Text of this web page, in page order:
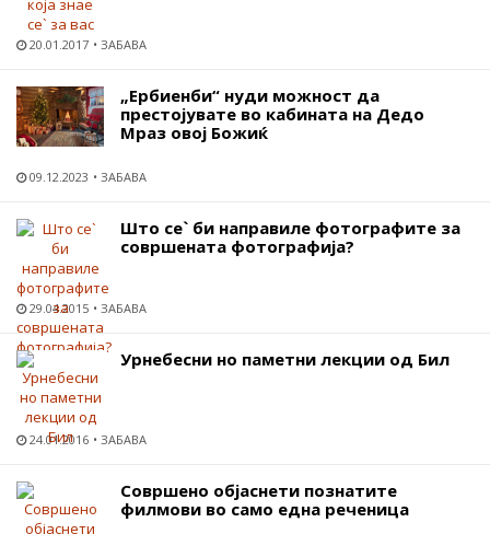
20.01.2017 ЗАБАВА
„Ербиенби“ нуди можност да
престојувате во кабината на Дедо
Мраз овој Божиќ
09.12.2023 ЗАБАВА
Што се` би направиле фотографите за
совршената фотографија?
29.04.2015 ЗАБАВА
Урнебесни но паметни лекции од Бил
24.01.2016 ЗАБАВА
Совршено објаснети познатите
филмови во само една реченица